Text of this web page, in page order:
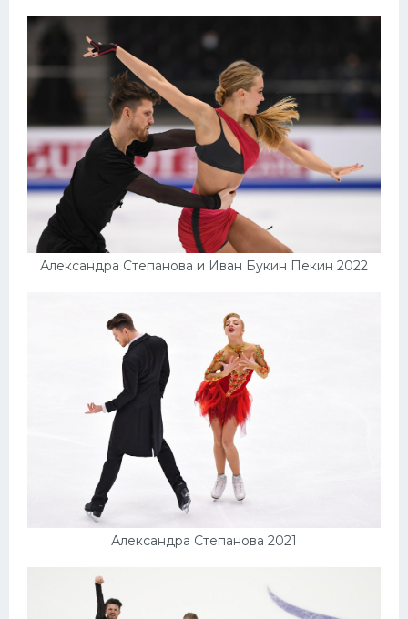
Александра Степанова и Иван Букин Пекин 2022
Александра Степанова 2021